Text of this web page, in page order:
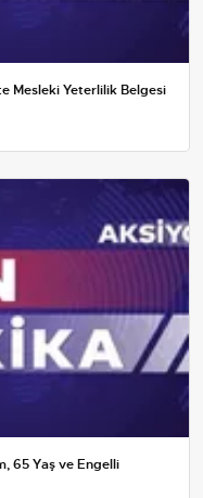
Mesleki Yeterlilik Belgesi
65 Yaş ve Engelli